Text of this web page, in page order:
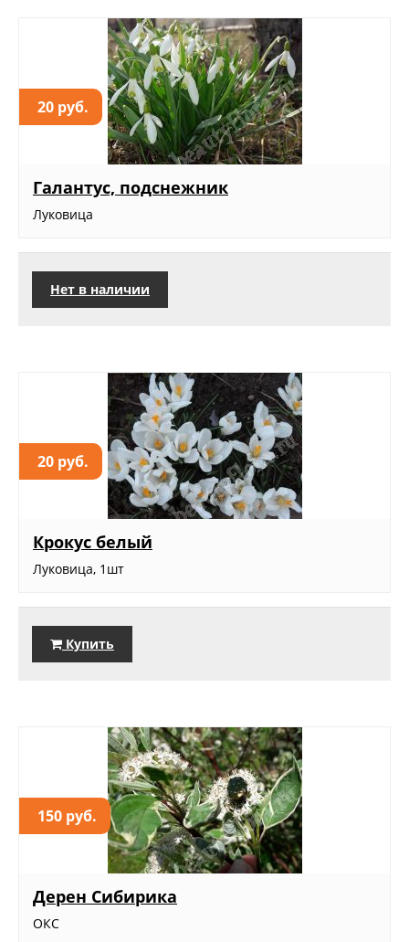
20 руб.
Галантус, подснежник
Луковица
Нет в наличии
20 руб.
Крокус белый
Луковица, 1шт
Купить
150 руб.
Дерен Сибирика
ОКС